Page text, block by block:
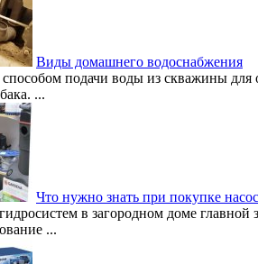
Виды домашнего водоснабжения
подачи воды из скважины для
...
Что нужно знать при покупке
в загородном доме
...